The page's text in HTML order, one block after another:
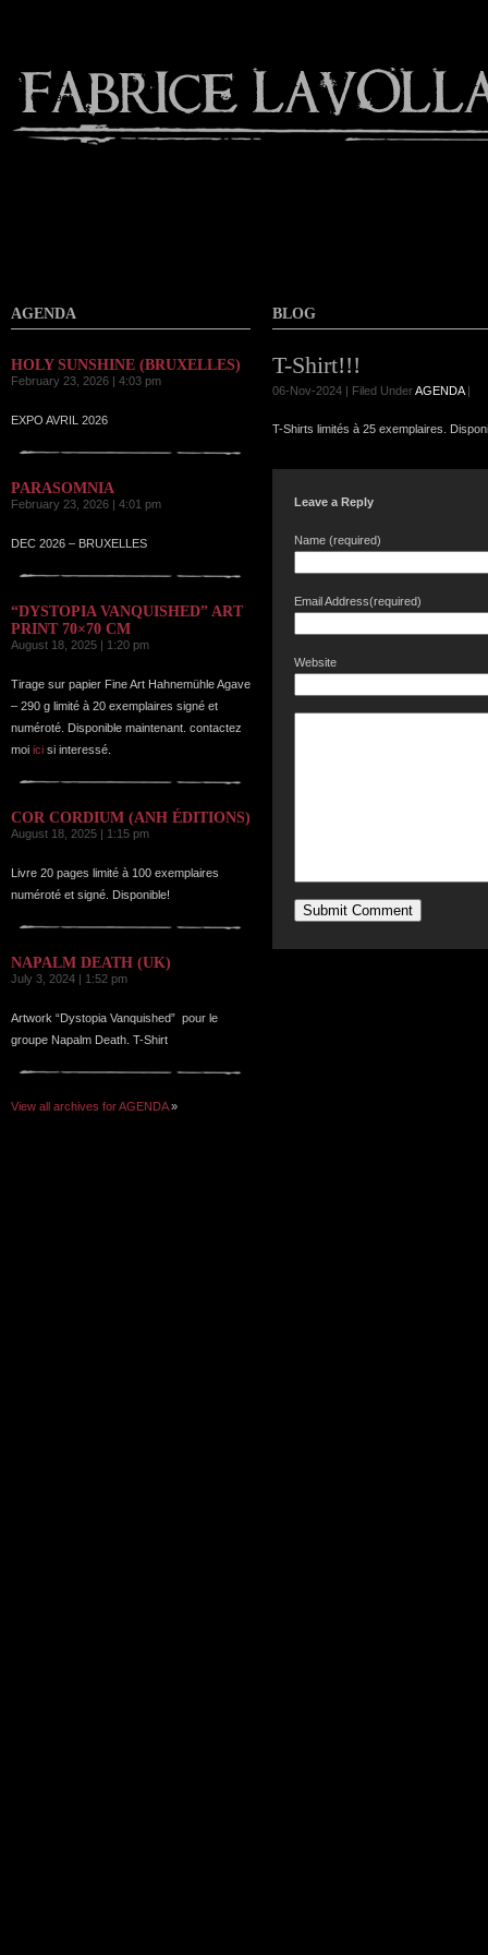
Contact
AGENDA
HOLY SUNSHINE (BRUXELLES)
February 23, 2026 | 4:03 pm
EXPO AVRIL 2026
PARASOMNIA
February 23, 2026 | 4:01 pm
DEC 2026 – BRUXELLES
“DYSTOPIA VANQUISHED” ART
PRINT 70×70 CM
August 18, 2025 | 1:20 pm
Tirage sur papier Fine Art Hahnemühle Agave
– 290 g limité à 20 exemplaires signé et
numéroté. Disponible maintenant. contactez
moi ici si interessé.
COR CORDIUM (ANH ÉDITIONS)
August 18, 2025 | 1:15 pm
Livre 20 pages limité à 100 exemplaires
numéroté et signé. Disponible!
NAPALM DEATH (UK)
July 3, 2024 | 1:52 pm
Artwork “Dystopia Vanquished” pour le
groupe Napalm Death. T-Shirt
View all archives for AGENDA»
BLOG
T-Shirt!!!
06-Nov-2024 | Filed UnderAGENDA|
T-Shirts limités à 25 exemplaires.
Leave a Reply
Name (required)
Email Address(required)
Website